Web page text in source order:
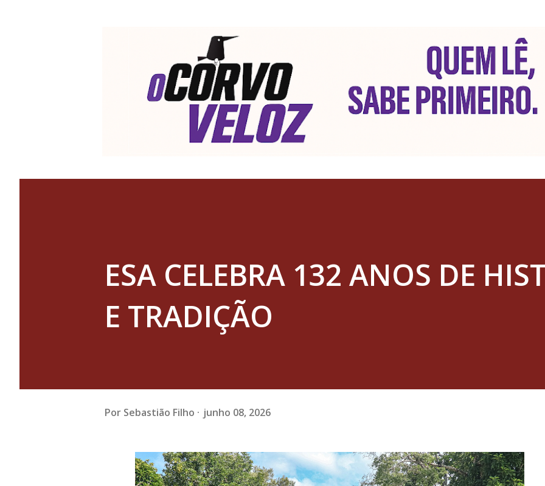
ESA CELEBRA 132 ANOS DE
E TRADIÇÃO
Por Sebastião Filho junho 08, 2026